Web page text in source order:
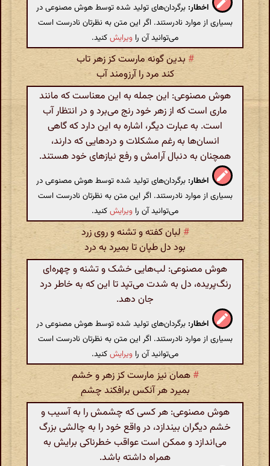
اخطار: برگردان‌های تولید شده توسط هوش مصنوعی در
بسیاری از موارد نادرستند. اگر این متن به نظرتان نادرست است
می‌توانید آن را ویرایشکنید.
# بدین گونه مارست کز زهر تاب
کند مرد را آرزومند آب
هوش مصنوعی: این جمله به این معناست که مانند
ماری است که از زهر خود رنج می‌برد و در انتظار آب
است. به عبارت دیگر، اشاره به این دارد که گاهی
انسان‌ها به رغم مشکلات و دردهایی که دارند،
همچنان به دنبال آرامش و رفع نیازهای خود هستند.
اخطار: برگردان‌های تولید شده توسط هوش مصنوعی در
بسیاری از موارد نادرستند. اگر این متن به نظرتان نادرست است
می‌توانید آن را ویرایشکنید.
#لبان کفته و تشنه و روی زرد
بود دل طپان تا بمیرد به درد
هوش مصنوعی: لب‌هایی خشک و تشنه و چهره‌ای
رنگ‌پریده، دل به شدت می‌تپد تا این که به خاطر درد
جان دهد.
اخطار: برگردان‌های تولید شده توسط هوش مصنوعی در
بسیاری از موارد نادرستند. اگر این متن به نظرتان نادرست است
می‌توانید آن را ویرایشکنید.
# همان نیز مارست کز زهر و خشم
بمیرد هر آنکس برافکند چشم
هوش مصنوعی: هر کسی که چشمش را به آسیب و
خشم دیگران بیندازد، در واقع خود را به چالشی بزرگ
می‌اندازد و ممکن است عواقب خطرناکی برایش به
همراه داشته باشد.